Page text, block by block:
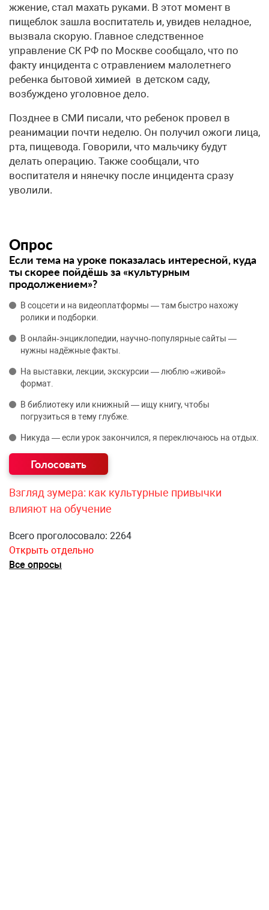
жжение, стал махать руками. В этот момент в
пищеблок зашла воспитатель и, увидев неладное,
вызвала скорую. Главное следственное
управление СК РФ по Москве сообщало, что по
факту инцидента с отравлением малолетнего
ребенка бытовой химией в детском саду,
возбуждено уголовное дело.
Позднее в СМИ писали, что ребенок провел в
реанимации почти неделю. Он получил ожоги лица,
рта, пищевода. Говорили, что мальчику будут
делать операцию. Также сообщали, что
воспитателя и нянечку после инцидента сразу
уволили.
Опрос
Если тема на уроке показалась интересной, куда
ты скорее пойдёшь за «культурным
продолжением»?
В соцсети и на видеоплатформы — там быстро нахожу
ролики и подборки.
В онлайн‑энциклопедии, научно‑популярные сайты —
нужны надёжные факты.
На выставки, лекции, экскурсии — люблю «живой»
формат.
В библиотеку или книжный — ищу книгу, чтобы
погрузиться в тему глубже.
Никуда — если урок закончился, я переключаюсь на отдых.
Взгляд зумера: как культурные привычки
влияют на обучение
Всего проголосовало: 2264
Открыть отдельно
Все опросы